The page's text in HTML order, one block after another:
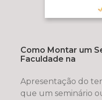
Como Montar um
Faculdade na
Apresentação do
que um seminário